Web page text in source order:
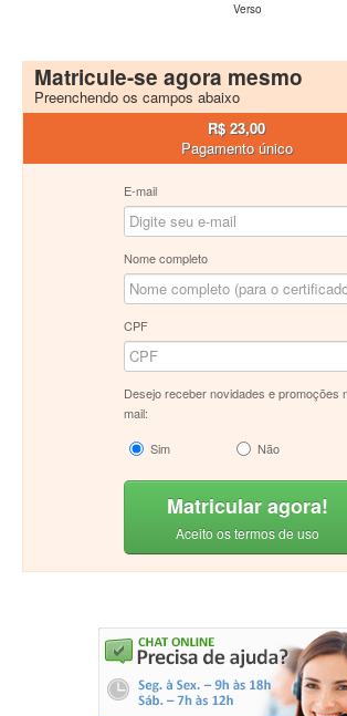
Verso
Matricule-se agora mesmo
Preenchendo os campos abaixo
R$ 23,00
Pagamento único
E-mail
Nome completo
CPF
Desejo receber novidades e promoções
mail:
Sim
Não
Matricular agora!
Aceito os termos de uso